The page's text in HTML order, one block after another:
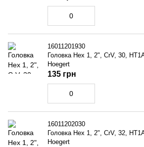
16011201930
Головка Hex 1, 2", CrV, 30,
Hoegert
135 грн
16011202030
Головка Hex 1, 2", CrV, 32,
Hoegert